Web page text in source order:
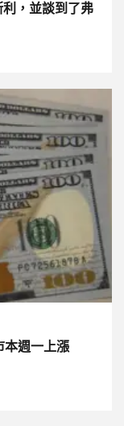
利，並談到了弗
本週一上漲